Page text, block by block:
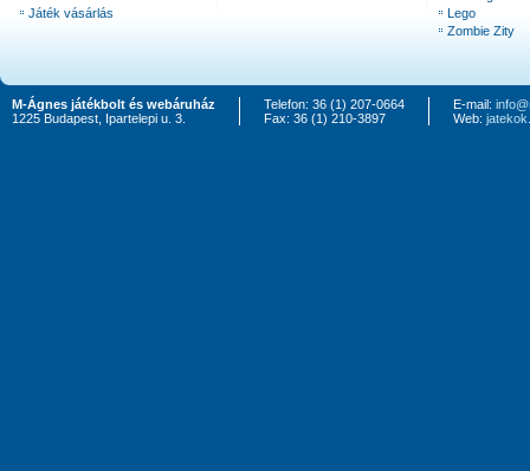
Játék vásárlás
Lego
Zombie Zity
M-Ágnes játékbolt és webáruház
1225 Budapest, Ipartelepi u. 3.
Telefon: 36 (1) 207-0664
Fax: 36 (1) 210-3897
E-mail:
Web: